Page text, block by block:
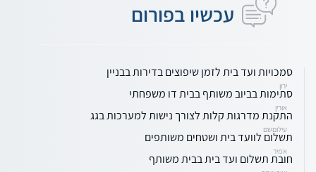
עכשיו בפורום
סמכויות ועד בית לזמן שיפוצים בדירות בבניין
ירון
סתימות בביוב משותף בבית דו משפחתי
אורין
התקנת מדרגות קלות לצורך נישות למערכות בגג
עילוםשם
תשלום לוועד בית ושטחים משותפים
אמיר
חובת תשלום ועד בית בבית משותף